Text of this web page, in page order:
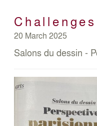
20 March 2025
Salons du dessin -